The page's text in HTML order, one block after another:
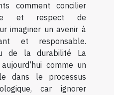
comment concilier
et respect de
imaginer un avenir à
et responsable.
de la durabilité La
comme un
dans le processus
car ignorer